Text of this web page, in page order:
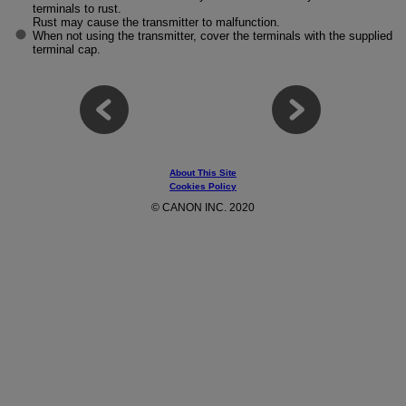
terminals to rust.
Rust may cause the transmitter to malfunction.
When not using the transmitter, cover the terminals with the supplied
terminal cap.
About This Site
Cookies Policy
© CANON INC. 2020